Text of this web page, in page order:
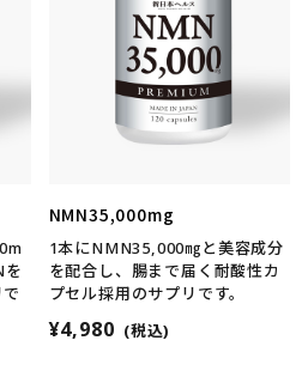
を
NMN35,000mg
1本にNMN35,000㎎と美容成分
を配合し、腸まで届く耐酸性カ
プセル採用のサプリです。
¥4,980 (税込)